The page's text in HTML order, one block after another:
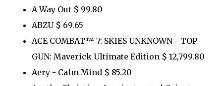
A Way Out $ 99.80
ABZU $ 69.65
ACE COMBAT™ 7: SKIES UNKNOWN - TOP
GUN: Maverick Ultimate Edition $ 12,799.80
Aery - Calm Mind $ 85.20